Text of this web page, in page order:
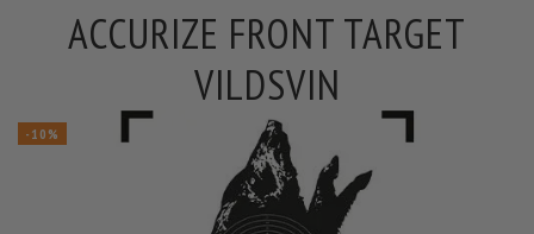
ACCURIZE FRONT TARGET
VILDSVIN
-10%